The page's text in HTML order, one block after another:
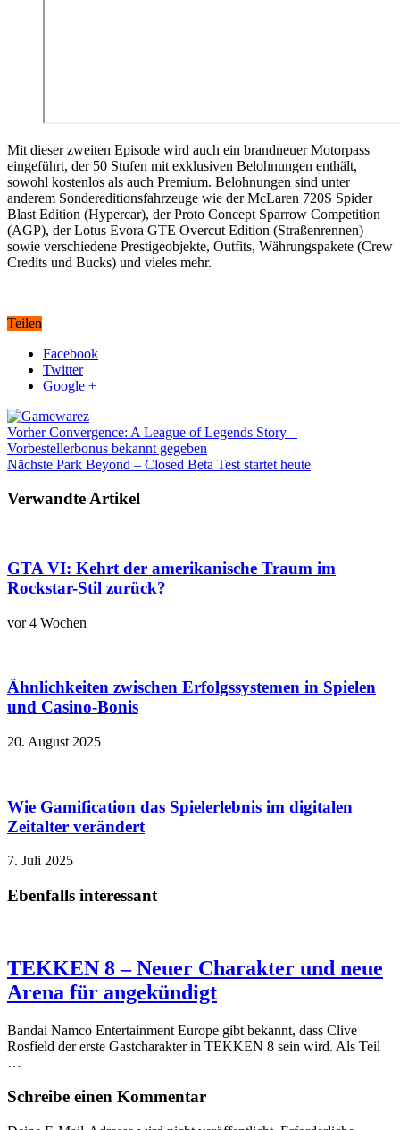
Mit dieser zweiten Episode wird auch ein brandneuer Motorpass
eingeführt, der 50 Stufen mit exklusiven Belohnungen enthält,
sowohl kostenlos als auch Premium. Belohnungen sind unter
anderem Sondereditionsfahrzeuge wie der McLaren 720S Spider
Blast Edition (Hypercar), der Proto Concept Sparrow Competition
(AGP), der Lotus Evora GTE Overcut Edition (Straßenrennen)
sowie verschiedene Prestigeobjekte, Outfits, Währungspakete (Crew
Credits und Bucks) und vieles mehr.
Teilen
Facebook
Twitter
Google +
VorherConvergence: A League of Legends Story –
Vorbestellerbonus bekannt gegeben
Nächste Park Beyond – Closed Beta Test startet heute
Verwandte Artikel
GTA VI: Kehrt der amerikanische Traum im
Rockstar-Stil zurück?
vor 4 Wochen
Ähnlichkeiten zwischen Erfolgssystemen in Spielen
und Casino‑Bonis
20. August 2025
Wie Gamification das Spielerlebnis im digitalen
Zeitalter verändert
7. Juli 2025
Ebenfalls interessant
TEKKEN 8 – Neuer Charakter und neue
Arena für angekündigt
Bandai Namco Entertainment Europe gibt bekannt, dass Clive
Rosfield der erste Gastcharakter in TEKKEN 8 sein wird. Als Teil
…
Schreibe einen Kommentar